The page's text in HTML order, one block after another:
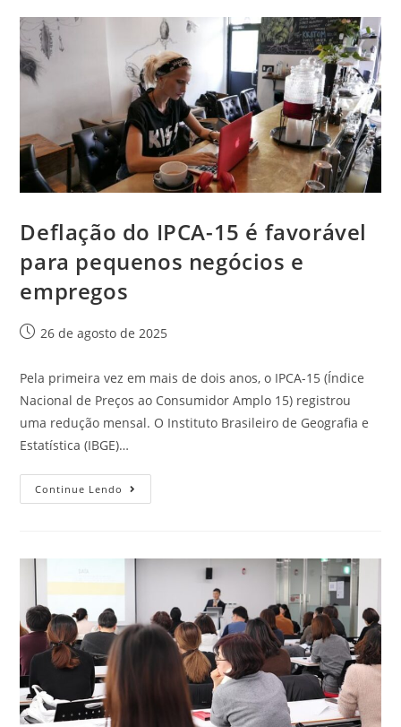
Deflação do IPCA-15 é favorável
para pequenos negócios e
empregos
26 de agosto de 2025
Pela primeira vez em mais de dois anos, o IPCA-15 (Índice
Nacional de Preços ao Consumidor Amplo 15) registrou
uma redução mensal. O Instituto Brasileiro de Geografia e
Estatística (IBGE)…
Continue Lendo